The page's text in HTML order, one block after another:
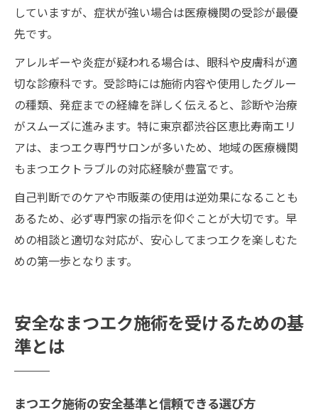
していますが、症状が強い場合は医療機関の受診が最優
先です。
アレルギーや炎症が疑われる場合は、眼科や皮膚科が適
切な診療科です。受診時には施術内容や使用したグルー
の種類、発症までの経緯を詳しく伝えると、診断や治療
がスムーズに進みます。特に東京都渋谷区恵比寿南エリ
アは、まつエク専門サロンが多いため、地域の医療機関
もまつエクトラブルの対応経験が豊富です。
自己判断でのケアや市販薬の使用は逆効果になることも
あるため、必ず専門家の指示を仰ぐことが大切です。早
めの相談と適切な対応が、安心してまつエクを楽しむた
めの第一歩となります。
安全なまつエク施術を受けるための基
準とは
まつエク施術の安全基準と信頼できる選び方